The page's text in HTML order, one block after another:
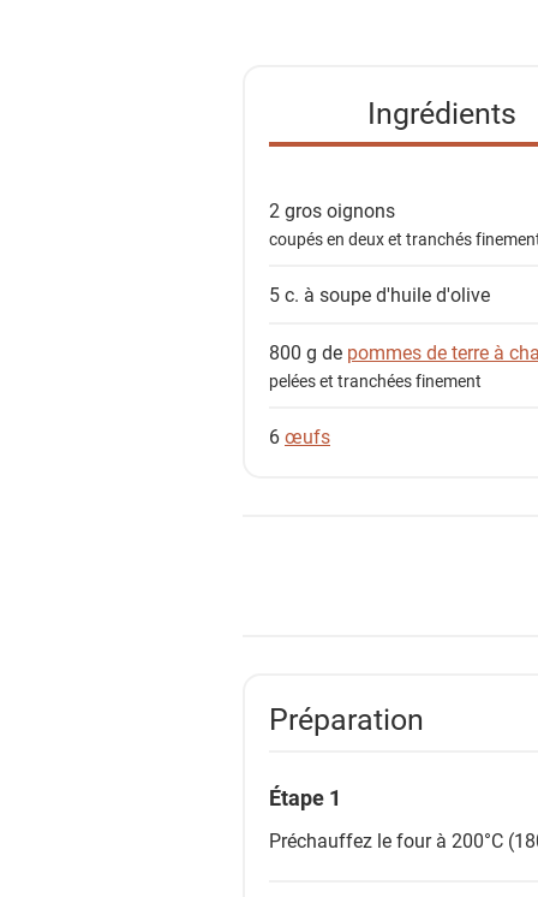
Ingrédients
2 grosoignons
coupés en deux et tranchés
5 c. à souped'huile d'olive
800 g de pommes de terre à
pelées et tranchées finement
6œufs
Préparation
Étape 1
Préchauffez le four à 200°C